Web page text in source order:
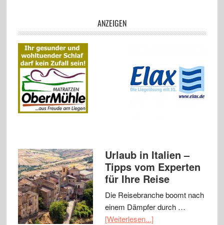
ANZEIGEN
Urlaub in Italien –
Tipps vom Experten
für Ihre Reise
Die Reisebranche boomt nach
einem Dämpfer durch …
[Weiterlesen...]